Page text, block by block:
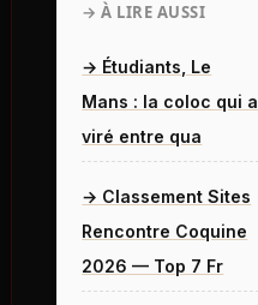
→ À LIRE AUSSI
→ Étudiants, Le
Mans : la coloc qui a
viré entre qua
→ Classement Sites
Rencontre Coquine
2026 — Top 7 Fr